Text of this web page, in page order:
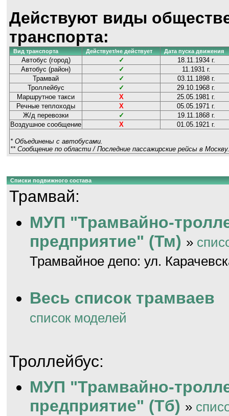
Действуют виды
транспорта:
Вид транспорта Действует/не действует Дата пуска движения
Автобус (город) ✓
18.11.1934 г.
Автобус (район)
✓
11.1931 г.
Трамвай
✓
03.11.1898 г.
Троллейбус
✓
29.10.1968 г.
Маршрутное такси
Х
25.05.1981 г.
Речные теплоходы
Х
05.05.1971 г.
Ж/д перевозки
✓
19.11.1868 г.
Воздушное сообщение
Х 01.05.1921 г.
* Объединены с автобусами.
** Сообщение по области / Последние пассажирские рейсы в Москву.
Списки подвижного состава
Трамвай:
МУП "Трамвайно-
предприятие" (Тм) »
Трамвайное депо: ул.
Весь список трамваев
список моделей
Троллейбус:
МУП "Трамвайно-
предприятие" (Тб) »